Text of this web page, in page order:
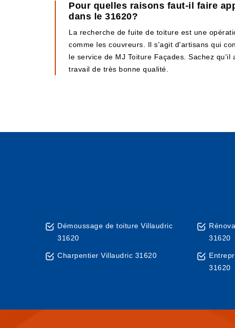
Pour quelles raisons faut-il faire
dans le 31620?
La recherche de fuite de toiture est une
comme les couvreurs. Il s'agit d'artisans qui
le service de MJ Toiture Façades. Sachez
travail de très bonne qualité.
Démoussage de toiture Villaudric
31620
Charpentier Villaudric 31620
31620
31620